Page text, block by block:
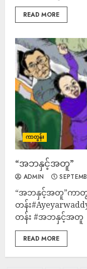
READ MORE
ကာတွန်း
“အဘနှင့်အတူ”
ADMIN
“အဘနှင့်အတူ”ကာတွ
တန်း
တန်း #အဘနှင့်အတူ
READ MORE